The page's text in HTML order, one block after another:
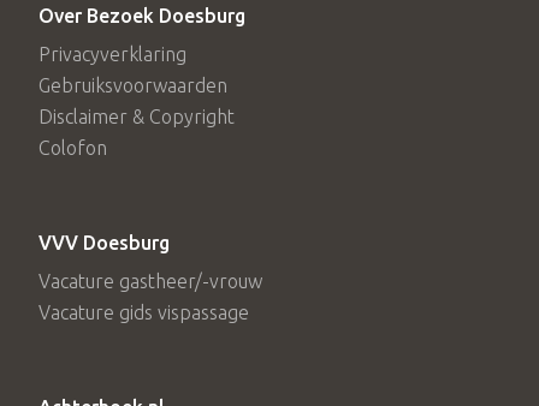
Over Bezoek Doesburg
Privacyverklaring
Gebruiksvoorwaarden
Disclaimer & Copyright
Colofon
VVV Doesburg
Vacature gastheer/-vrouw
Vacature gids vispassage